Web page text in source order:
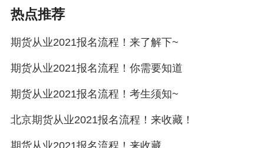
量，中午餐会不自觉的大量食用高热高糖的食物
补充体力。不吃早餐导致“懒得运动+不合理的饮
但是特别容易胖，特别容易秃，特别容易崩溃。
热点推荐
期货从业2021报名流程！来了解下~
期货从业2021报名流程！你需要知道
期货从业2021报名流程！考生须知~
北京期货从业2021报名流程！来收藏！